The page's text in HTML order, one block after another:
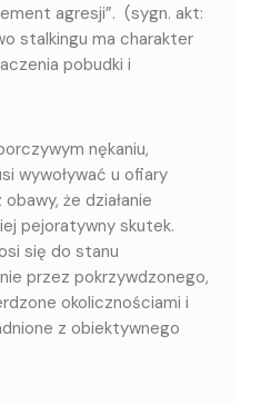
agresji”. (sygn. akt:
stalkingu ma charakter
pobudki i
nękaniu,
wywoływać u ofiary
że działanie
pejoratywny skutek.
się do stanu
przez pokrzywdzonego,
okolicznościami i
z obiektywnego